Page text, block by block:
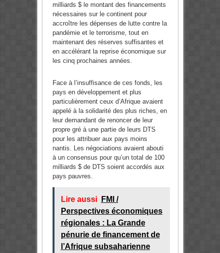
milliards $ le montant des financements
nécessaires sur le continent pour
accroître les dépenses de lutte contre la
pandémie et le terrorisme, tout en
maintenant des réserves suffisantes et
en accélérant la reprise économique sur
les cinq prochaines années.
Face à l’insuffisance de ces fonds, les
pays en développement et plus
particulièrement ceux d’Afrique avaient
appelé à la solidarité des plus riches, en
leur demandant de renoncer de leur
propre gré à une partie de leurs DTS
pour les attribuer aux pays moins
nantis. Les négociations avaient abouti
à un consensus pour qu’un total de 100
milliards $ de DTS soient accordés aux
pays pauvres.
Lire aussi
FMI /
Perspectives économiques
régionales : La Grande
pénurie de financement de
l’Afrique subsaharienne